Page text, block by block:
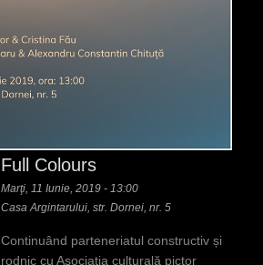
Full Colours
Marţi, 11 Iunie, 2019 - 13:00
Casa Argintarului, str. Dornei, nr. 5
Continuând parteneriatul constructiv și
rodnic cu Asociaţia culturală pictor